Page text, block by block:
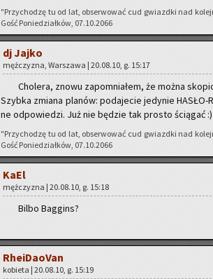
"Przy­cho­dzę tu od lat, ob­ser­wo­wać cud gwiazd­ki nad
Gość Po­nie­dział­ków, 07.10.2066
dj Jajko
męż­czy­zna, War­sza­wa | 20.08.10, g. 15:17
Cho­le­ra, znowu za­po­mnia­łem, że można
Szyb­ka zmia­na pla­nów: po­da­je­cie je­dy­nie HA­SŁO-
ne od­po­wie­dzi. Już nie bę­dzie tak pro­sto ścią­gać :)
"Przy­cho­dzę tu od lat, ob­ser­wo­wać cud gwiazd­ki nad
Gość Po­nie­dział­ków, 07.10.2066
KaEl
męż­czy­zna | 20.08.10, g. 15:18
Bilbo Bag­gins?
Rhe­iDa­oVan
ko­bie­ta | 20.08.10, g. 15:19